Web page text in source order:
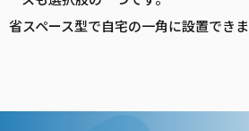
省スペース型で自宅の一角に設置できま